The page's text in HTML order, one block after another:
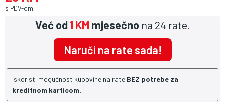
s PDV-om
Već od1 KM mjesečno na 24 rate.
Naruči na rate sada!
Iskoristi mogućnost kupovine na rate BEZ potrebe za
kreditnom karticom.